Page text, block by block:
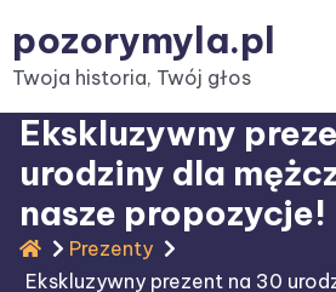
to
content
pozorymyla.pl
Twoja historia, Twój głos
Ekskluzywny
urodziny dla
nasze propozycje!
Prezenty
Ekskluzywny prezent na 30